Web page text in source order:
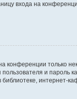
входа на
конференции только
и
интернет-